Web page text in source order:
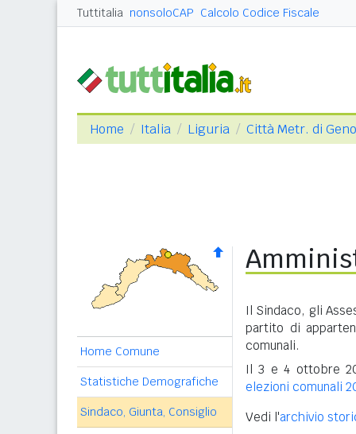
Tuttitalia nonsoloCAP Calcolo Codice Fiscale
Home Italia Liguria Città Metr. di
Home Comune
Statistiche Demografiche
Sindaco, Giunta, Consiglio
Il Sindaco, gli
partito di
comunali.
Il 3 e 4 ottobre
elezioni comunali
Vedi l'archivio